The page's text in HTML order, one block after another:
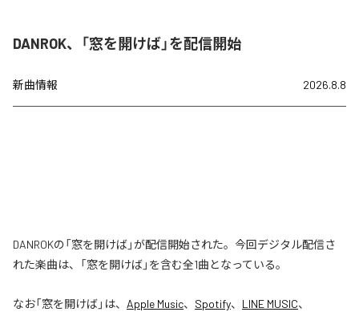
DANROK、「窓を開けば」を配信開始
新曲情報 2026.8.8
DANROKの「窓を開けば」が配信開始された。今回デジタル配信さ
れた楽曲は、「窓を開けば」を含む全1曲となっている。
なお「窓を開けば」は、 Apple Music、 Spotify、 LINE MUSIC、